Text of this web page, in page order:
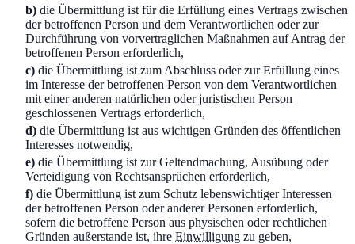
b) die Übermittlung ist für die Erfüllung eines Vertrags zwischen
der betroffenen Person und dem Verantwortlichen oder zur
Durchführung von vorvertraglichen Maßnahmen auf Antrag der
betroffenen Person erforderlich,
c) die Übermittlung ist zum Abschluss oder zur Erfüllung eines
im Interesse der betroffenen Person von dem Verantwortlichen
mit einer anderen natürlichen oder juristischen Person
geschlossenen Vertrags erforderlich,
d) die Übermittlung ist aus wichtigen Gründen des öffentlichen
Interesses notwendig,
e) die Übermittlung ist zur Geltendmachung, Ausübung oder
Verteidigung von Rechtsansprüchen erforderlich,
f) die Übermittlung ist zum Schutz lebenswichtiger Interessen
der betroffenen Person oder anderer Personen erforderlich,
sofern die betroffene Person aus physischen oder rechtlichen
Gründen außerstande ist, ihre Einwilligung zu geben,